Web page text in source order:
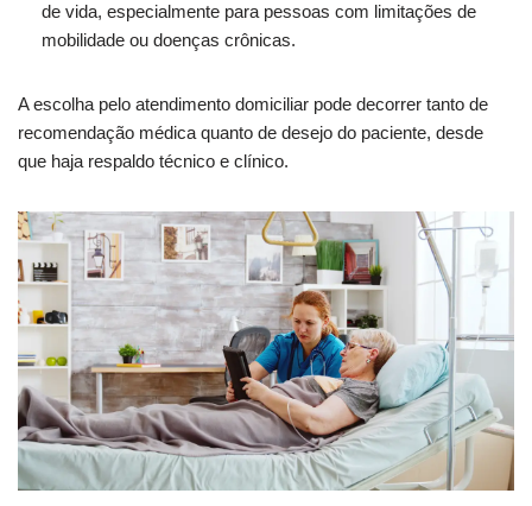
de vida, especialmente para pessoas com limitações de
mobilidade ou doenças crônicas.
A escolha pelo atendimento domiciliar pode decorrer tanto de
recomendação médica quanto de desejo do paciente, desde
que haja respaldo técnico e clínico.